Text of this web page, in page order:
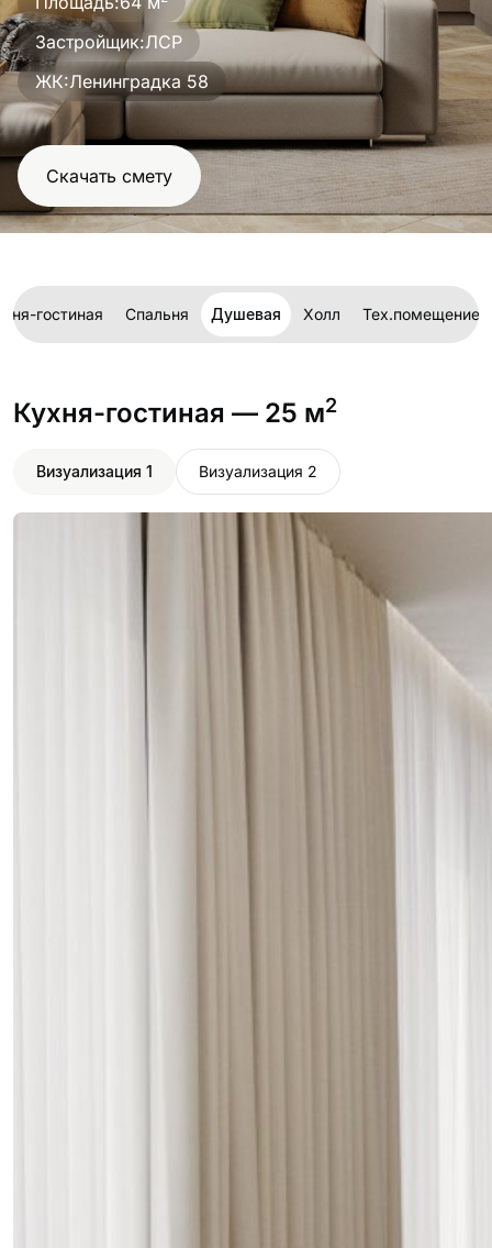
проект
Застройщик:ЛСР
ЖК:Ленинградка 58
Скачать смету
гостиная Спальня Душевая Холл Тех.помещение
Кухня-гостиная — 25 м2
Визуализация 1 Визуализация 2